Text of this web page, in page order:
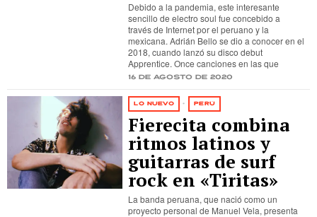
Debido a la pandemia, este interesante
sencillo de electro soul fue concebido a
través de Internet por el peruano y la
mexicana. Adrián Bello se dio a conocer en el
2018, cuando lanzó su disco debut
Apprentice. Once canciones en las que
16 de agosto de 2020
LO NUEVO · PERÚ
Fierecita combina
ritmos latinos y
guitarras de surf
rock en «Tiritas»
La banda peruana, que nació como un
proyecto personal de Manuel Vela, presenta